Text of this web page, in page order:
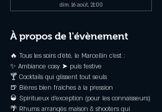
dim. 16 août, 21:00
À propos de l'évènement
🔥 Tous les soirs d'été, le Marcellin c’est :
✨ Ambiance cosy ➤ puis festive
🍸 Cocktails qui glissent tout seuls
🍺 Bières bien fraîches à la pression
🥃 Spiritueux d’exception (pour les connaisseurs)
🌴 Rhums arrangés maison & shooters qui